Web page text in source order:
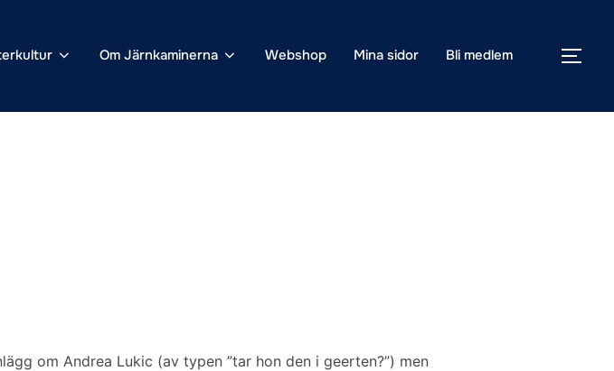
Om Järnkaminerna Webshop Mina sidor Bli medlem SLÅ
om Andrea Lukic (av typen ”tar hon den i geerten?”) men